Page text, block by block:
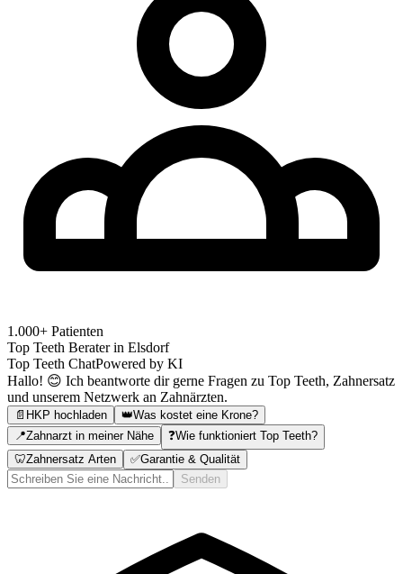
1.000+ Patienten
Top Teeth Berater in Elsdorf
Top Teeth ChatPowered by KI
Hallo! 😊 Ich beantworte dir gerne Fragen zu Top Teeth, Zahnersatz
und unserem Netzwerk an Zahnärzten.
📄 HKP hochladen 👑Was kostet eine Krone?
📍Zahnarzt in meiner Nähe ❓Wie funktioniert Top Teeth?
🦷Zahnersatz Arten ✅Garantie & Qualität
Senden